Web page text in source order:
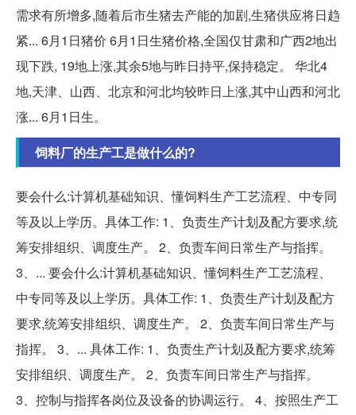
需求有所增多,随着后市生猪去产能的加剧,生猪供应将日趋
紧... 6月1日猪价 6月1日生猪价格,全国仅甘肃和广西2地出
现下跌, 19地上涨,其余5地与昨日持平,保持稳定。 华北4
地,天津、山西、北京和河北均较昨日上涨,其中山西和河北
涨... 6月1日生。
饲料厂的生产工是做什么的?
要会什么:计算机基础知识、懂饲料生产工艺流程、中专同
等及以上学历。具体工作: 1、负责生产计划及配方要求,统
筹安排组织、调度生产。 2、负责车间日常生产与指挥。
3、... 要会什么:计算机基础知识、懂饲料生产工艺流程、
中专同等及以上学历。具体工作: 1、负责生产计划及配方
要求,统筹安排组织、调度生产。 2、负责车间日常生产与
指挥。 3、... 具体工作: 1、负责生产计划及配方要求,统筹
安排组织、调度生产。 2、负责车间日常生产与指挥。
3、控制与指挥各岗位及设备的协调运行。 4、按照生产工